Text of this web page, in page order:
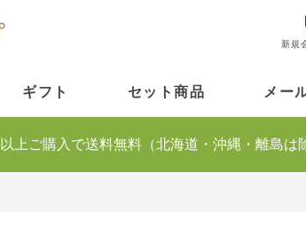
新規
ギフト セット商品 メー
以上ご購入で送料無料（北海道・沖縄・離島は